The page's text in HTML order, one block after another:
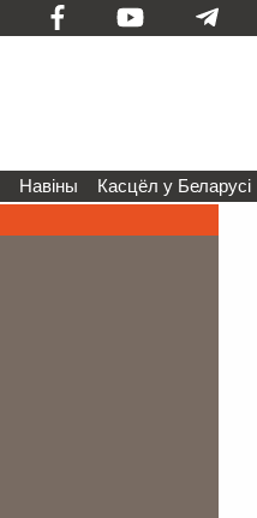
Навіны Касцёл у Беларусі